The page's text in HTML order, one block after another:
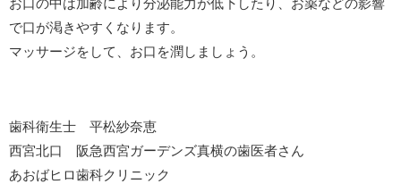
お口の中は加齢により分泌能力が低下したり、お薬などの影響
で口が渇きやすくなります。
マッサージをして、お口を潤しましょう。
歯科衛生士 平松紗奈恵
西宮北口 阪急西宮ガーデンズ真横の歯医者さん
あおばヒロ歯科クリニック